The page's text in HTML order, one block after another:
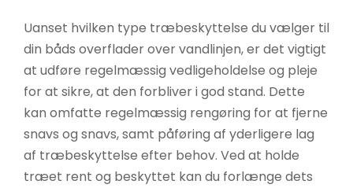
Uanset hvilken type træbeskyttelse du vælger til
din båds overflader over vandlinjen, er det vigtigt
at udføre regelmæssig vedligeholdelse og pleje
for at sikre, at den forbliver i god stand. Dette
kan omfatte regelmæssig rengøring for at fjerne
snavs og snavs, samt påføring af yderligere lag
af træbeskyttelse efter behov. Ved at holde
træet rent og beskyttet kan du forlænge dets